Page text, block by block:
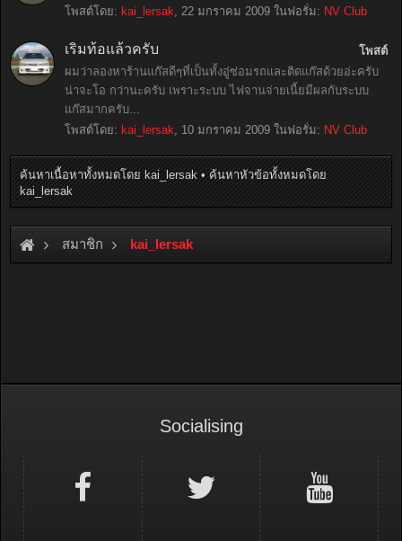
โพสต์โดย: kai_lersak, 22 มกราคม 2009 ในฟอรั่ม: NV Club
โพสต์
เริ่มท้อแล้วครับ
ผมว่าลองหาร้านแก๊สดีๆที่เป็นทั้งอู่ซ่อมรถและติดแก๊สด้วยอ่ะครับ
น่าจะโอ กว่านะครับ เพราะระบบ ไฟจานจ่ายเนี้ยมีผลกับระบบ
แก๊สมากครับ...
โพสต์โดย: kai_lersak, 10 มกราคม 2009 ในฟอรั่ม: NV Club
ค้นหาเนื้อหาทั้งหมดโดย kai_lersak
ค้นหาหัวข้อทั้งหมดโดย
kai_lersak
สมาชิก kai_lersak
Socialising